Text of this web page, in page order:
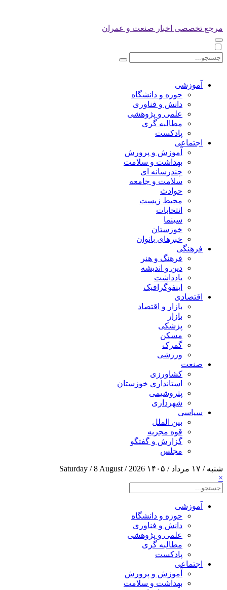
مرجع تخصصی اخبار صنعت و عمران
آموزشی
حوزه و دانشگاه
دانش و فناوری
علمی و پژوهشی
مطالبه گری
پادکست
اجتماعی
آموزش و پرورش
بهداشت و سلامت
چندرسانه ای
سلامت و جامعه
حوادث
محیط زیست
انتخابات
سینما
خوزستان
خبرهای بانوان
فرهنگی
فرهنگ و هنر
دین و اندیشه
یادداشت
اینفوگرافیک
اقتصادی
بازار و اقتصاد
بازار
پزشکی
مسکن
گمرک
ورزشی
صنعت
کشاورزی
استانداری خوزستان
پتروشیمی
شهرداری
سیاسی
بین الملل
قوه مجریه
گزارش و گفتگو
مجلس
شنبه / ۱۷ مرداد / ۱۴۰۵
Saturday / 8 August / 2026
×
آموزشی
حوزه و دانشگاه
دانش و فناوری
علمی و پژوهشی
مطالبه گری
پادکست
اجتماعی
آموزش و پرورش
بهداشت و سلامت